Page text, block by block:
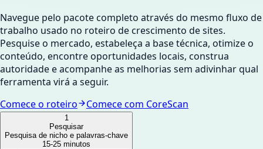
Navegue pelo pacote completo através do mesmo fluxo de
trabalho usado no roteiro de crescimento de sites.
Pesquise o mercado, estabeleça a base técnica, otimize o
conteúdo, encontre oportunidades locais, construa
autoridade e acompanhe as melhorias sem adivinhar qual
ferramenta virá a seguir.
Comece o roteiro
Comece com CoreScan
1
Pesquisar
Pesquisa de nicho e palavras-chave
15-25 minutos